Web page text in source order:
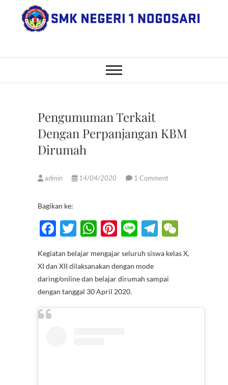
SMK Negeri 1
Nogosari
BOYOLALI
Pengumuman Terkait
Dengan Perpanjangan KBM
Dirumah
admin 14/04/2020 1 Comment
Bagikan ke:
F
e
b
o
o
T
itt
er
W
at
s
A
p
Pi
er
es
t
Li
e
T
e
gr
m
C
Kegiatan belajar mengajar seluruh siswa kelas X,
XI dan XII dilaksanakan dengan mode
daring/online dan belajar dirumah sampai
dengan tanggal 30 April 2020.